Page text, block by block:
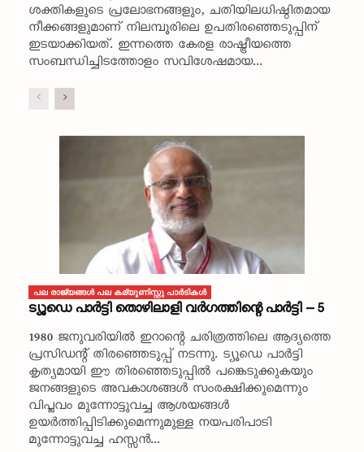
ശക്തികളുടെ പ്രലോഭനങ്ങളും, ചതിയിലധിഷ്ഠിതമായ
നീക്കങ്ങളുമാണ് നിലമ്പൂരിലെ ഉപതിരഞ്ഞെടുപ്പിന്
ഇടയാക്കിയത്. ഇന്നത്തെ കേരള രാഷ്ട്രീയത്തെ
സംബന്ധിച്ചിടത്തോളം സവിശേഷമായ...
പല രാജ്യങ്ങള്‍ പല കമ്യൂണിസ്റ്റു പാര്‍ടികള്‍
ട്യൂഡെ പാർട്ടി തൊഴിലാളി വർഗത്തിന്റെ പാർട്ടി – 5
1980 ജനുവരിയിൽ ഇറാന്റെ ചരിത്രത്തിലെ ആദ്യത്തെ
പ്രസിഡന്റ് തിരഞ്ഞെടുപ്പ് നടന്നു. ട്യൂഡെ പാർട്ടി
കൃത്യമായി ഈ തിരഞ്ഞെടുപ്പിൽ പങ്കെടുക്കുകയും
ജനങ്ങളുടെ അവകാശങ്ങൾ സംരക്ഷിക്കുമെന്നും
വിപ്ലവം മുന്നോട്ടുവച്ച ആശയങ്ങൾ
ഉയർത്തിപ്പിടിക്കുമെന്നുമുള്ള നയപരിപാടി
മുന്നോട്ടുവച്ച ഹസ്സൻ...